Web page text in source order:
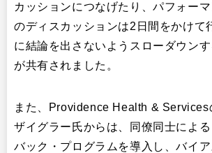
カッションにつなげたり、パフォー
のディスカッションは2日間をかけて
に結論を出さないようスローダウン
が共有されました。
また、Providence Health & Services
ザイグラー氏からは、同僚同士によ
バック・プログラムを導入し、バイ